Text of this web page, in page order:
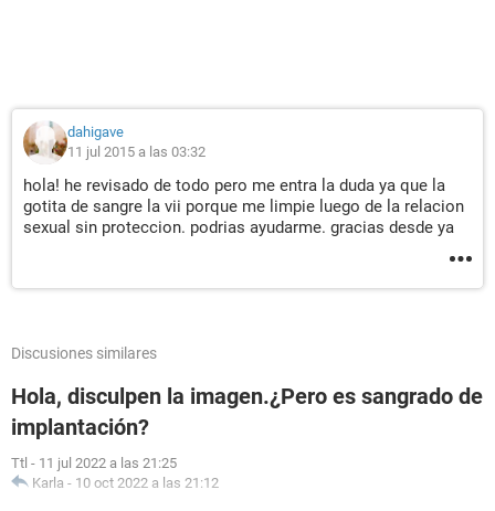
dahigave
11 jul 2015 a las 03:32
hola! he revisado de todo pero me entra la duda ya que la
gotita de sangre la vii porque me limpie luego de la relacion
sexual sin proteccion. podrias ayudarme. gracias desde ya
Discusiones similares
Hola, disculpen la imagen.¿Pero es sangrado de
implantación?
Ttl - 11 jul 2022 a las 21:25
Karla - 10 oct 2022 a las 21:12